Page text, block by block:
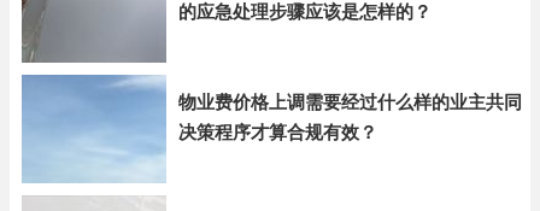
的应急处理步骤应该是怎样的？
物业费价格上调需要经过什么样的业主共同
决策程序才算合规有效？